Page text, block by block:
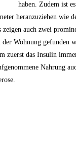
haben. Zudem ist
heranzuziehen wie
auch zwei
Wohnung gefunden
zuerst das Insulin
Nahrung